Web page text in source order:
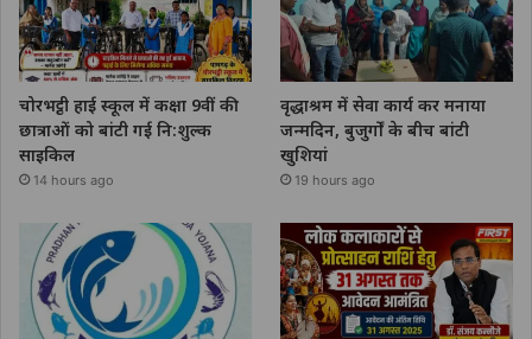
चोरभट्ठी हाई स्कूल में कक्षा 9वीं की
छात्राओं को बांटी गई नि:शुल्क
साइकिल
14 hours ago
वृद्धाश्रम में सेवा कार्य कर मनाया
जन्मदिन, बुजुर्गों के बीच बांटी
खुशियां
19 hours ago